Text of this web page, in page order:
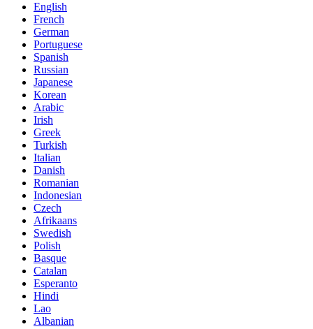
English
French
German
Portuguese
Spanish
Russian
Japanese
Korean
Arabic
Irish
Greek
Turkish
Italian
Danish
Romanian
Indonesian
Czech
Afrikaans
Swedish
Polish
Basque
Catalan
Esperanto
Hindi
Lao
Albanian